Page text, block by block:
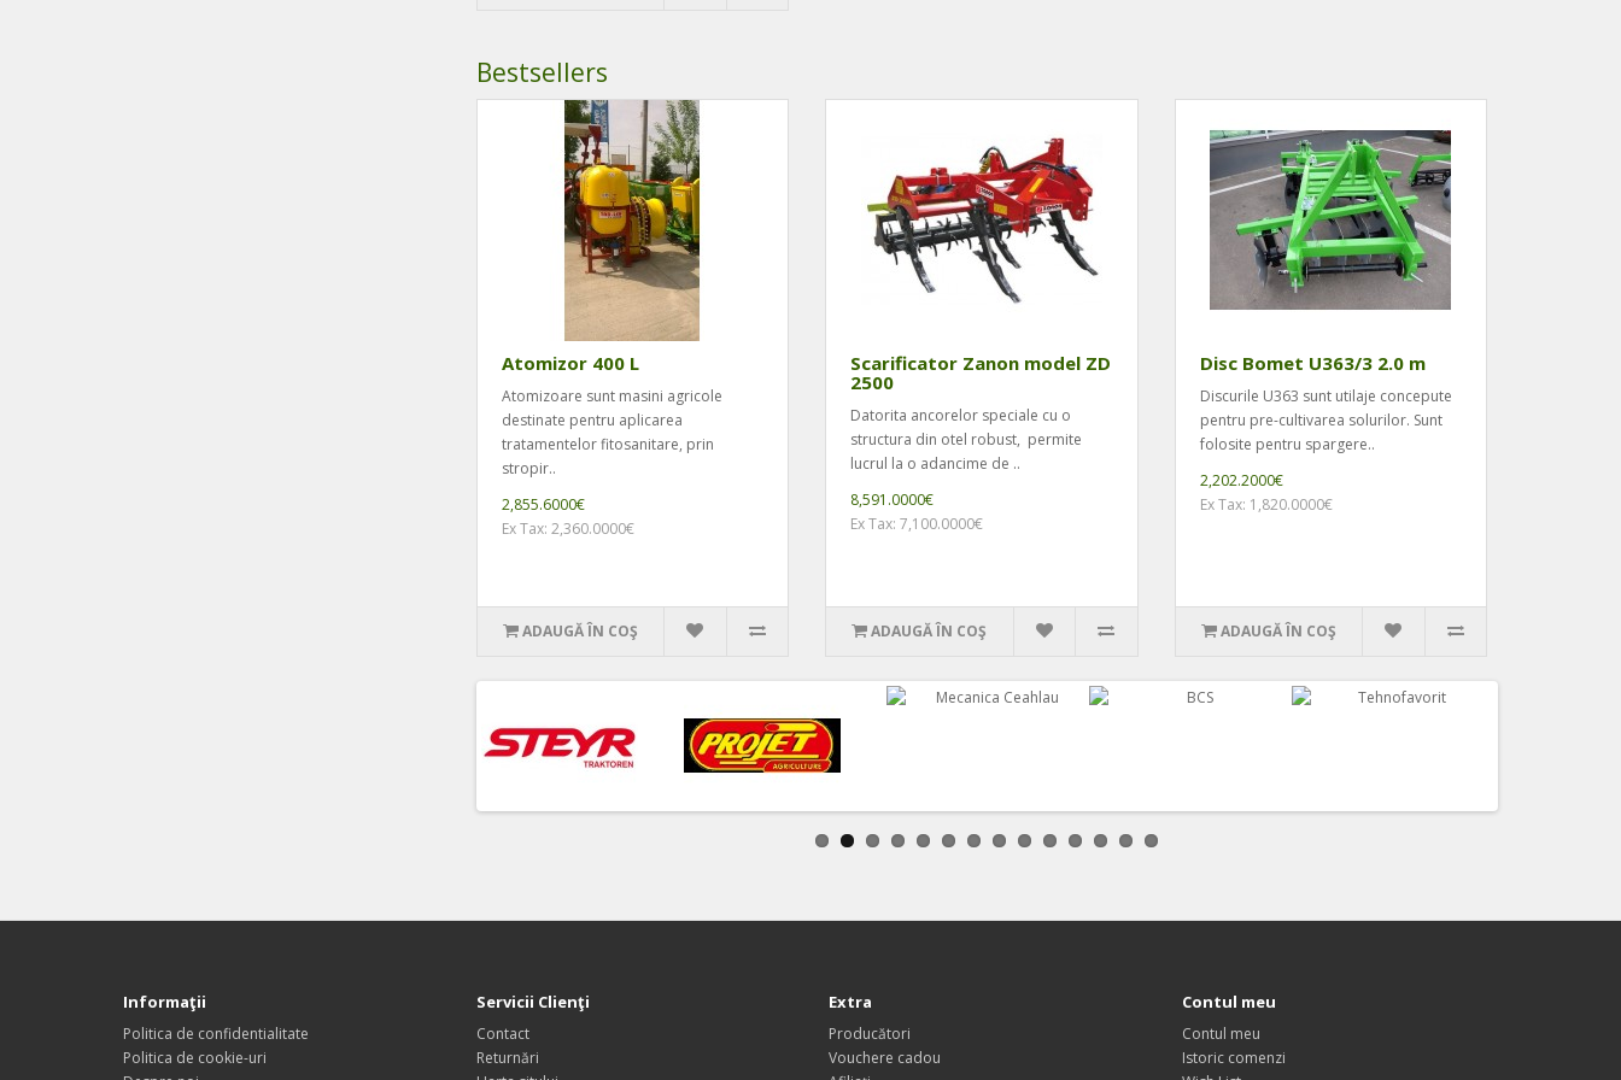
Bestsellers
Atomizor 400 L
Atomizoare sunt masini agricole
destinate pentru aplicarea
tratamentelor fitosanitare, prin
stropir..
2,855.6000€
Ex Tax: 2,360.0000€
ADAUGĂ ÎN COŞ
Scarificator Zanon model ZD
2500
Datorita ancorelor speciale cu o
structura din otel robust, permite
lucrul la o adancime de ..
8,591.0000€
Ex Tax: 7,100.0000€
ADAUGĂ ÎN COŞ
Disc Bomet U363/3 2.0 m
Discurile U363 sunt utilaje concepute
pentru pre-cultivarea solurilor. Sunt
folosite pentru spargere..
2,202.2000€
Ex Tax: 1,820.0000€
ADAUGĂ ÎN COŞ
Informaţii
Politica de confidentialitate
Politica de cookie-uri
Servicii Clienţi
Contact
Returnări
Extra
Producători
Vouchere cadou
Contul meu
Contul meu
Istoric comenzi